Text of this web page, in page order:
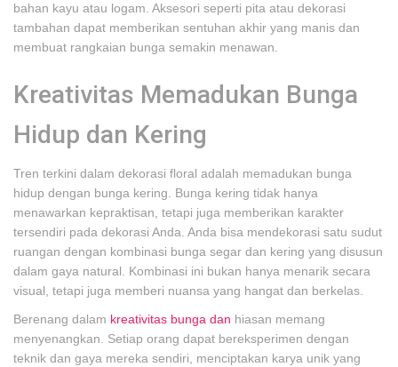
bahan kayu atau logam. Aksesori seperti pita atau dekorasi
tambahan dapat memberikan sentuhan akhir yang manis dan
membuat rangkaian bunga semakin menawan.
Kreativitas Memadukan Bunga
Hidup dan Kering
Tren terkini dalam dekorasi floral adalah memadukan bunga
hidup dengan bunga kering. Bunga kering tidak hanya
menawarkan kepraktisan, tetapi juga memberikan karakter
tersendiri pada dekorasi Anda. Anda bisa mendekorasi satu sudut
ruangan dengan kombinasi bunga segar dan kering yang disusun
dalam gaya natural. Kombinasi ini bukan hanya menarik secara
visual, tetapi juga memberi nuansa yang hangat dan berkelas.
Berenang dalam kreativitas bunga dan hiasan memang
menyenangkan. Setiap orang dapat bereksperimen dengan
teknik dan gaya mereka sendiri, menciptakan karya unik yang